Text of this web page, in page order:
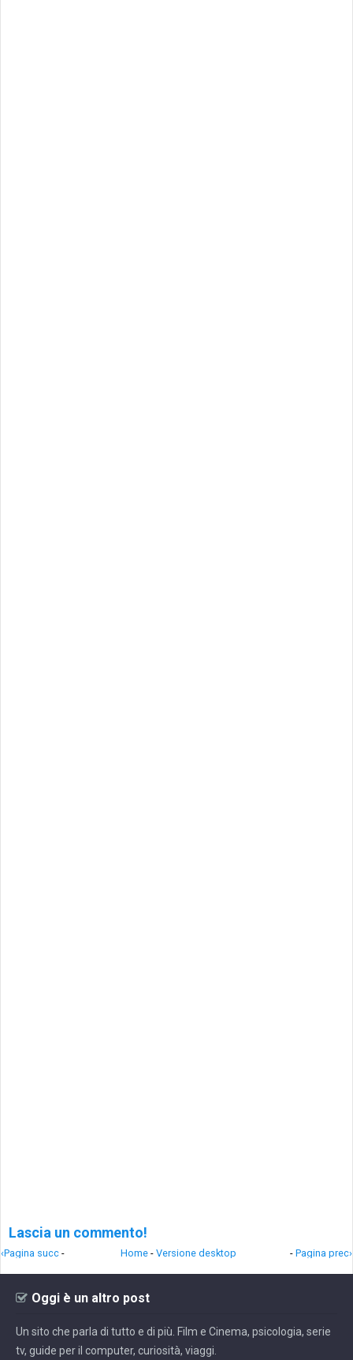
Lascia un commento!
‹Pagina succ - - Pagina prec›
Home - Versione desktop
Oggi è un altro post
Un sito che parla di tutto e di più. Film e Cinema, psicologia, serie
tv, guide per il computer, curiosità, viaggi.